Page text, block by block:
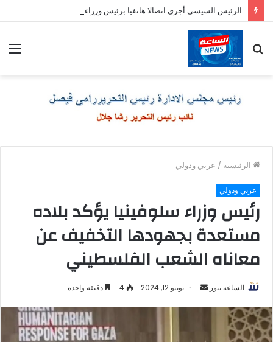
الرئيس السيسي أجرى اتصالا هاتفيا برئيس وزراء اليونان
عن
الرئيسية / عربي ودولي
عربي ودولي
رئيس وزراء سلوفينيا يؤكد بلاده
مستعدة بجهودها التخفيف عن
معاناه الشعب الفلسطيني
الساعة نيوز
أرسل يونيو 12, 2024 4 دقيقة واحدة